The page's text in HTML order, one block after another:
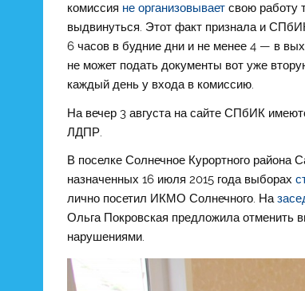
комиссия не организовывает свою работу
выдвинуться. Этот факт признала и
6 часов в будние дни и не менее 4 — в
не может подать документы вот уже
каждый день у входа в комиссию.
На вечер 3 августа на сайте СПбИК
ЛДПР.
В поселке Солнечное Курортного района
назначенных 16 июля 2015 года выборах
лично посетил ИКМО Солнечного. На
Ольга Покровская предложила отменить
нарушениями.